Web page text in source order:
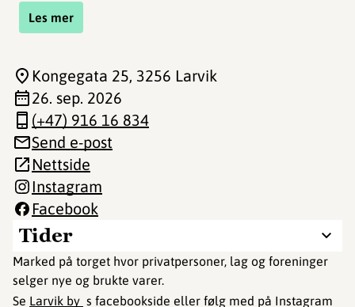
Les mer
Tider
Marked på torget hvor privatpersoner, lag og foreninger
selger nye og brukte varer.
Se Larvik by s facebookside eller følg med på Instagram
Kongegata 25, 3256 Larvik
26. sep. 2026
(+47) 916 16 834
Send e-post
Nettside
Instagram
Facebook